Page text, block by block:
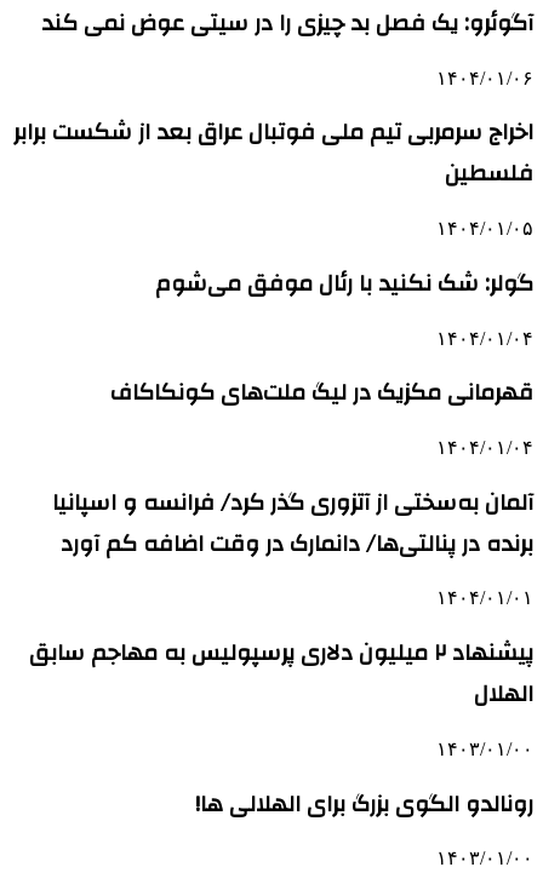
آگوئرو: یک فصل بد چیزی را در سیتی عوض نمی کند
۱۴۰۴/۰۱/۰۶
اخراج سرمربی تیم ملی فوتبال عراق بعد از شکست برابر
فلسطین
۱۴۰۴/۰۱/۰۵
گولر: شک نکنید با رئال موفق می‌شوم
۱۴۰۴/۰۱/۰۴
قهرمانی مکزیک در لیگ ملت‌های کونکاکاف
۱۴۰۴/۰۱/۰۴
آلمان به‌سختی از آتزوری گذر کرد/ فرانسه و اسپانیا
برنده در پنالتی‌ها/ دانمارک در وقت‌ اضافه کم آورد
۱۴۰۴/۰۱/۰۱
پیشنهاد ۲ میلیون دلاری پرسپولیس به مهاجم سابق
الهلال
۱۴۰۳/۰۱/۰۰
رونالدو الگوی بزرگ برای الهلالی ها!
۱۴۰۳/۰۱/۰۰